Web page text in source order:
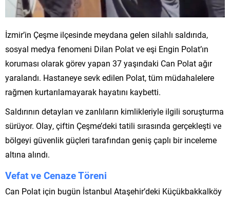
İzmir’in Çeşme ilçesinde meydana gelen silahlı saldırıda,
sosyal medya fenomeni Dilan Polat ve eşi Engin Polat’ın
koruması olarak görev yapan 37 yaşındaki Can Polat ağır
yaralandı. Hastaneye sevk edilen Polat, tüm müdahalelere
rağmen kurtarılamayarak hayatını kaybetti.
Saldırının detayları ve zanlıların kimlikleriyle ilgili soruşturma
sürüyor. Olay, çiftin Çeşme’deki tatili sırasında gerçekleşti ve
bölgeyi güvenlik güçleri tarafından geniş çaplı bir inceleme
altına alındı.
Vefat ve Cenaze Töreni
Can Polat için bugün İstanbul Ataşehir’deki Küçükbakkalköy